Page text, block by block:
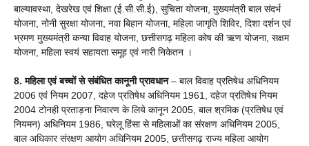
बाल्यावस्था, देखरेख एवं शिक्षा (ई.सी.सी.ई), सुचिता योजना, मुख्यमंत्री बाल संदर्भ
योजना, नोनी सुरक्षा योजना, नवा बिहान योजना, महिला जागृति शिविर, दिशा दर्शन एवं
भ्रमण मुख्यमंत्री कन्या विवाह योजना, छत्तीसगढ़ महिला कोष की ऋण योजना, सक्षम
योजना, महिला स्वयं सहायता समूह एवं नारी निकेतन ।
8. महिला एवं बच्चों से संबंधित कानूनी प्रावधान– बाल विवाह प्रतिषेध अधिनियम
2006 एवं नियम 2007, दहेज प्रतिषेध अधिनियम 1961, दहेज प्रतिषेध नियम
2004 टोनही प्रताड़ना निवारण के लिये कानून 2005, बाल श्रमिक (प्रतिषेध एवं
नियमन) अधिनियम 1986, घरेलू हिंसा से महिलाओं का संरक्षण अधिनियम 2005,
बाल अधिकार संरक्षण आयोग अधिनियम 2005, छत्तीसगढ़ राज्य महिला आयोग